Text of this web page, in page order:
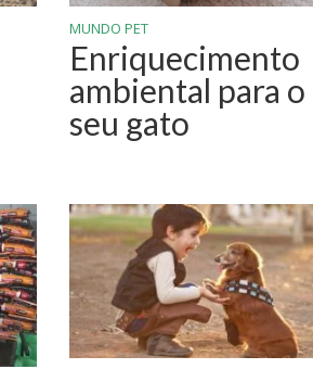
MUNDO PET
Enriquecimento
ambiental para o
seu gato